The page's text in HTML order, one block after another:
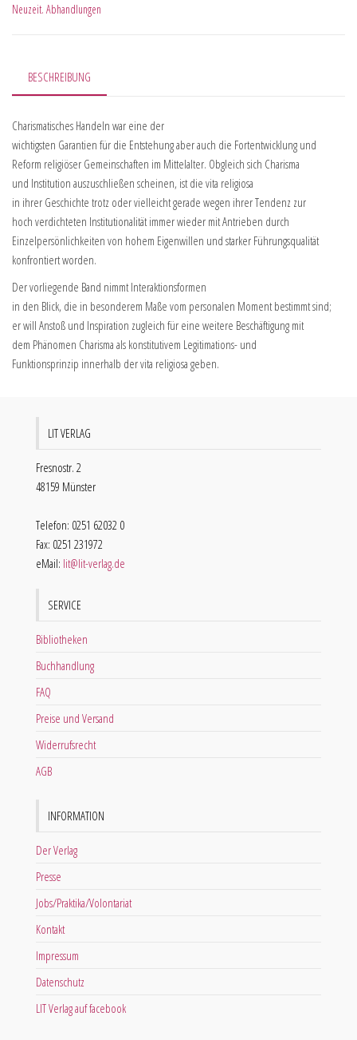
Neuzeit. Abhandlungen
BESCHREIBUNG
Charismatisches Handeln war eine der
wichtigsten Garantien für die Entstehung aber auch die Fortentwicklung und
Reform religiöser Gemeinschaften im Mittelalter. Obgleich sich Charisma
und Institution auszuschließen scheinen, ist die vita religiosa
in ihrer Geschichte trotz oder vielleicht gerade wegen ihrer Tendenz zur
hoch verdichteten Institutionalität immer wieder mit Antrieben durch
Einzelpersönlichkeiten von hohem Eigenwillen und starker Führungsqualität
konfrontiert worden.
Der vorliegende Band nimmt Interaktionsformen
in den Blick, die in besonderem Maße vom personalen Moment bestimmt sind;
er will Anstoß und Inspiration zugleich für eine weitere Beschäftigung mit
dem Phänomen Charisma als konstitutivem Legitimations- und
Funktionsprinzip innerhalb der vita religiosa geben.
LIT VERLAG
Fresnostr. 2
48159 Münster
Telefon: 0251 62032 0
Fax: 0251 231972
eMail: lit@lit-verlag.de
SERVICE
Bibliotheken
Buchhandlung
FAQ
Preise und Versand
Widerrufsrecht
AGB
INFORMATION
Der Verlag
Presse
Jobs/Praktika/Volontariat
Kontakt
Impressum
Datenschutz
LIT Verlag auf facebook